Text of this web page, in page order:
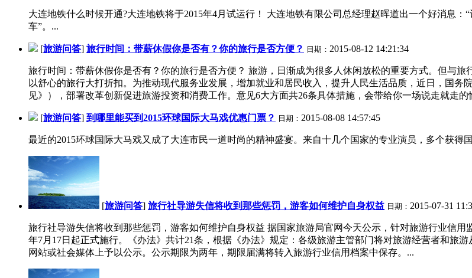
大连地铁什么时候开通?大连地铁将于2015年4月试运行！ 大连地铁有限公司总经理赵晖道出一个好消息
车”。...
[旅游问答] 旅行时间：带薪休假你是否有？你的旅行是否方便？ 日期： 2015-08-12 14:21:34
旅行时间：带薪休假你是否有？你的旅行是否方便？ 旅游，日渐成为很多人休闲放松的重要方式。但与
以舒心的旅行大打折扣。为推动现代服务业发展，增加就业和居民收入，提升人民生活品质，近日，国
见》），部署改革创新促进旅游投资和消费工作。意见6大方面共26条具体措施，会带给你一场说走就走
[旅游问答] 到哪里能买到2015环球国际大马戏优惠门票？ 日期： 2015-08-08 14:57:45
最近的2015环球国际大马戏又成了大连市民一道时尚的精神盛宴。来自十几个国家的专业演员，多个获
[旅游问答] 旅行社导游失信将收到那些惩罚，游客如何维护自身权益 日期： 2015-07-31
旅行社导游失信将收到那些惩罚，游客如何维护自身权益 据国家旅游局官网今天公示，针对旅游行业信
年7月17日起正式施行。《办法》共计21条，根据《办法》规定：各级旅游主管部门将对旅游经营者和旅
网站或社会媒体上予以公示。公示期限为两年，期限届满将转入旅游行业信用档案中保存。...